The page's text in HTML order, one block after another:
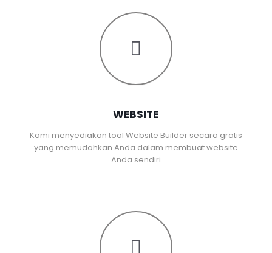
WEBSITE
Kami menyediakan tool Website Builder secara gratis
yang memudahkan Anda dalam membuat website
Anda sendiri